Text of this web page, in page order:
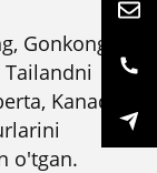
Gonkong,
Kanada,
o'tgan.